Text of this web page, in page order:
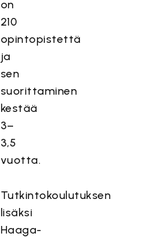
on
210
opintopistettä
ja
sen
suorittaminen
kestää
3–
3,5
vuotta.
Tutkintokoulutuksen
lisäksi
Haaga-